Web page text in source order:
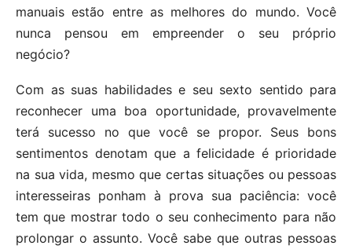
manuais estão entre as melhores do mundo. Você
nunca pensou em empreender o seu próprio
negócio?
Com as suas habilidades e seu sexto sentido para
reconhecer uma boa oportunidade, provavelmente
terá sucesso no que você se propor. Seus bons
sentimentos denotam que a felicidade é prioridade
na sua vida, mesmo que certas situações ou pessoas
interesseiras ponham à prova sua paciência: você
tem que mostrar todo o seu conhecimento para não
prolongar o assunto. Você sabe que outras pessoas